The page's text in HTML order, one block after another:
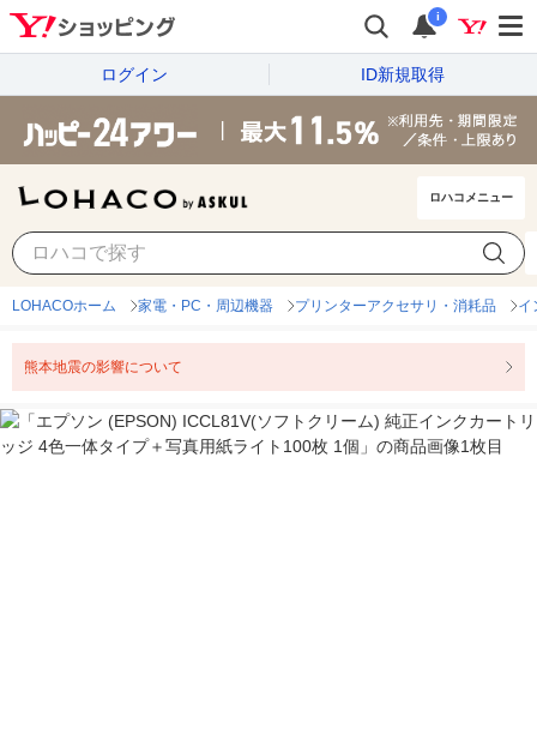
i
ログイン ID新規取得
ロハコメニュー
LOHACOホーム 家電・PC・周辺機器 プリンターアクセサリ・消耗品 イ
熊本地震の影響について